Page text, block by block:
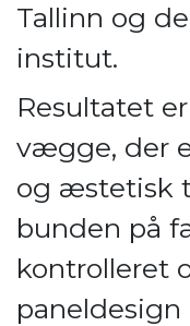
Tallinn og
institut.
Resultatet
vægge, der
og æstetisk
bunden på
kontrolleret